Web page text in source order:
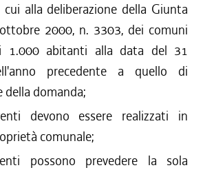
alla deliberazione della Giunta
2000, n. 3303, dei comuni
1.000 abitanti alla data del 31
precedente a quello di
della domanda;
devono essere realizzati in
comunale;
possono prevedere la sola